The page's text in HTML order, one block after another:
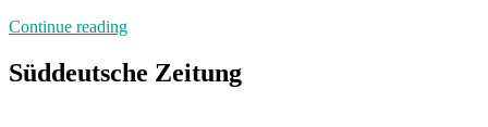
Continue reading„Es
weh“
Süddeutsche Zeitung